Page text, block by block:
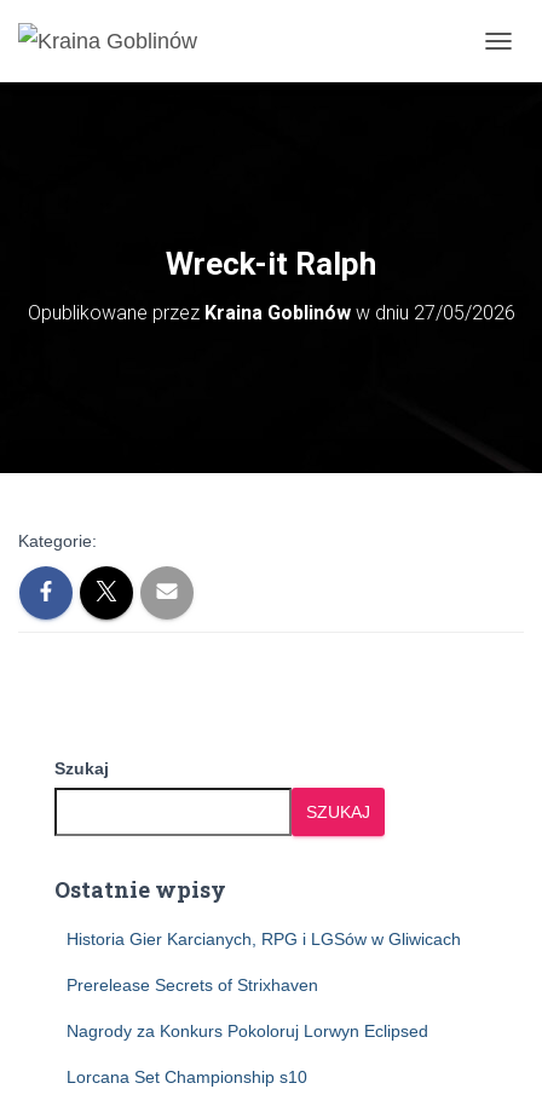
Wreck-it Ralph
Opublikowane przez Kraina Goblinóww dniu 27/05/2026
Kategorie:
Szukaj
SZUKAJ
Ostatnie wpisy
Historia Gier Karcianych, RPG i LGSów w Gliwicach
Prerelease Secrets of Strixhaven
Nagrody za Konkurs Pokoloruj Lorwyn Eclipsed
Lorcana Set Championship s10